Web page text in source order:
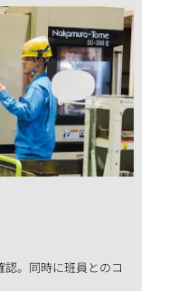
。同時に班員とのコ